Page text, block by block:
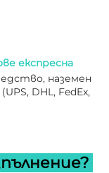
експресна
наземен
DHL, FedEx,